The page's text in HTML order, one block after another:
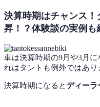
決算時期はチャンス
昇！？体験談の実例も
車は決算時期の9月や3月
れはタントも例外ではあり
決算時期になると ディーラ